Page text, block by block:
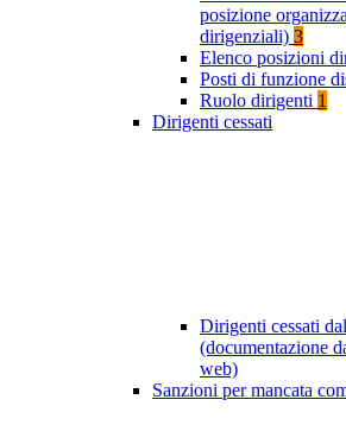
posizione
dirigenziali) 3
Elenco posizioni
Posti di funzione
Ruolo dirigenti 1
Dirigenti cessati
Dirigenti cessati
(documentazione
web)
Sanzioni per mancata